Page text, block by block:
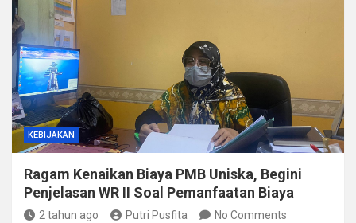
KEBIJAKAN
Ragam Kenaikan Biaya PMB Uniska, Begini
Penjelasan WR II Soal Pemanfaatan Biaya
2 tahun ago Putri Pusfita No Comments